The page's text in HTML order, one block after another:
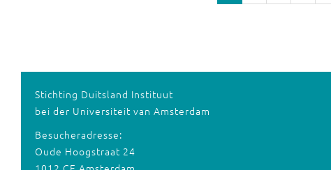
Stichting Duitsland Instituut
bei der Universiteit van Amsterdam
Besucheradresse:
Oude Hoogstraat 24